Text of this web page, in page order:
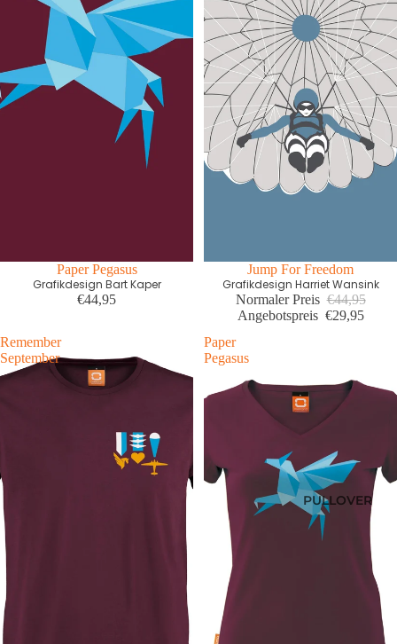
PULLOVER
First editionPaper Pegasus
Grafikdesign Bart Kaper
€44,95
Letzte Größen Sale
Jump For Freedom
Grafikdesign Harriet Wansink
Normaler Preis €44,95
Angebotspreis €29,95
Remember
September
Paper
Pegasus